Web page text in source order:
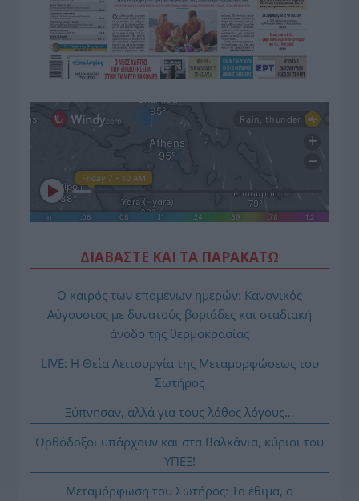
ΔΙΑΒΑΣΤΕ ΚΑΙ ΤΑ ΠΑΡΑΚΑΤΩ
Ο καιρός των επομένων ημερών: Κανονικός
Αύγουστος με δυνατούς βοριάδες και σταδιακή
άνοδο της θερμοκρασίας
LIVE: Η Θεία Λειτουργία της Μεταμορφώσεως του
Σωτήρος
Ξύπνησαν, αλλά για τους λάθος λόγους…
Ορθόδοξοι υπάρχουν και στα Βαλκάνια, κύριοι του
ΥΠΕΞ!
Μεταμόρφωση του Σωτήρος: Τα έθιμα, ο